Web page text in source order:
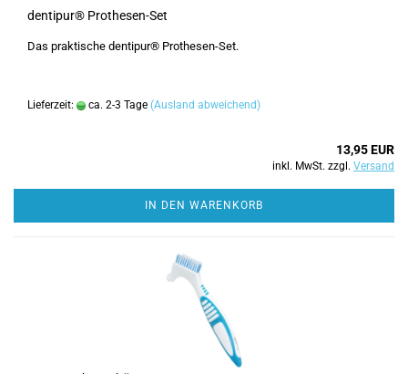
dentipur® Prothesen-Set
Das praktische dentipur® Prothesen-Set.
Lieferzeit: ca. 2-3 Tage (Ausland abweichend)
13,95 EUR
inkl. MwSt. zzgl. Versand
IN DEN WARENKORB